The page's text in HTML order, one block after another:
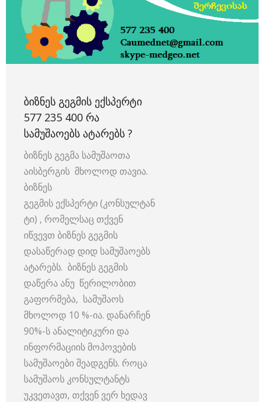
ᲑᲘᲖᲜᲔᲡ ᲒᲔᲒᲛᲘᲡ ᲔᲥᲡᲞᲔᲠᲢᲘ
577 235 400 ᲠᲐ
ᲡᲐᲛᲣᲨᲐᲝᲔᲑᲡ ᲐᲢᲐᲠᲔᲑᲡ ?
ბიზნეს გეგმა სამუშაოთა
აისბერგის მხოლოდ თავია.
ბიზნეს
გეგმის ექსპერტი (კონსულტან
ტი) , რომელსაც თქვენ
იწვევთ ბიზნეს გეგმის
დასაწერად დიდ სამუშაოებს
ატარებს. ბიზნეს გეგმის
დაწერა ანუ წერილობით
გაფორმება, სამუშაოს
მხოლოდ 10 %-ია. დანარჩენ
90%-ს ანალიტიკური და
ინფორმაციის მოპოვების
სამუშაოები შეადგენს. როცა
სამუშაოს კონსულტანტს
უკვეთავთ, თქვენ ვერ ხედავ